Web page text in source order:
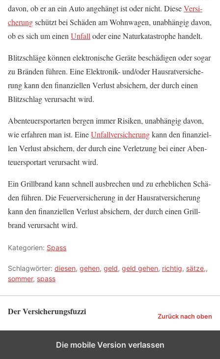
davon, ob er an ein Auto ange­hängt ist oder nicht. Die­seVer­si­
che­rungschützt bei Schä­den am Wohn­wa­gen, unab­hän­gig davon,
ob es sich um einen Unfall oder eine Natur­ka­ta­stro­phe handelt.
Blitz­schlä­ge kön­nen elek­tro­ni­sche Gerä­te beschä­di­gen oder sogar
zu Brän­den füh­ren. Eine Elek­tro­nik- und/oder Haus­rat­ver­si­che­
rung kann den finan­zi­el­len Ver­lust absi­chern, der durch einen
Blitz­schlag ver­ur­sacht wird.
Aben­teu­er­sport­ar­ten ber­gen immer Risi­ken, unab­hän­gig davon,
wie erfah­ren man ist. EineUnfall­ver­si­che­rungkann den finan­zi­el­
len Ver­lust absi­chern, der durch eine Ver­let­zung bei einer Aben­
teu­er­sport­art ver­ur­sacht wird.
Ein Grill­brand kann schnell aus­bre­chen und zu erheb­li­chen Schä­
den füh­ren. Die Feu­er­ver­si­che­rung in der Haus­rat­ver­si­che­rung
kann den finan­zi­el­len Ver­lust absi­chern, der durch einen Grill­
brand ver­ur­sacht wird.
Kategorien: Spass
Schlagwörter: die­sen, gehen, geld, geld gehen, richtig, sät­ze,,
sommer, spass
Der Versicherungsfuzzi Zurück nach oben
Die mobile Version verlassen